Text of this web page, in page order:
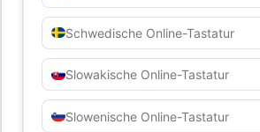
Schwedische Online-Tastatur
Slowakische Online-Tastatur
Slowenische Online-Tastatur